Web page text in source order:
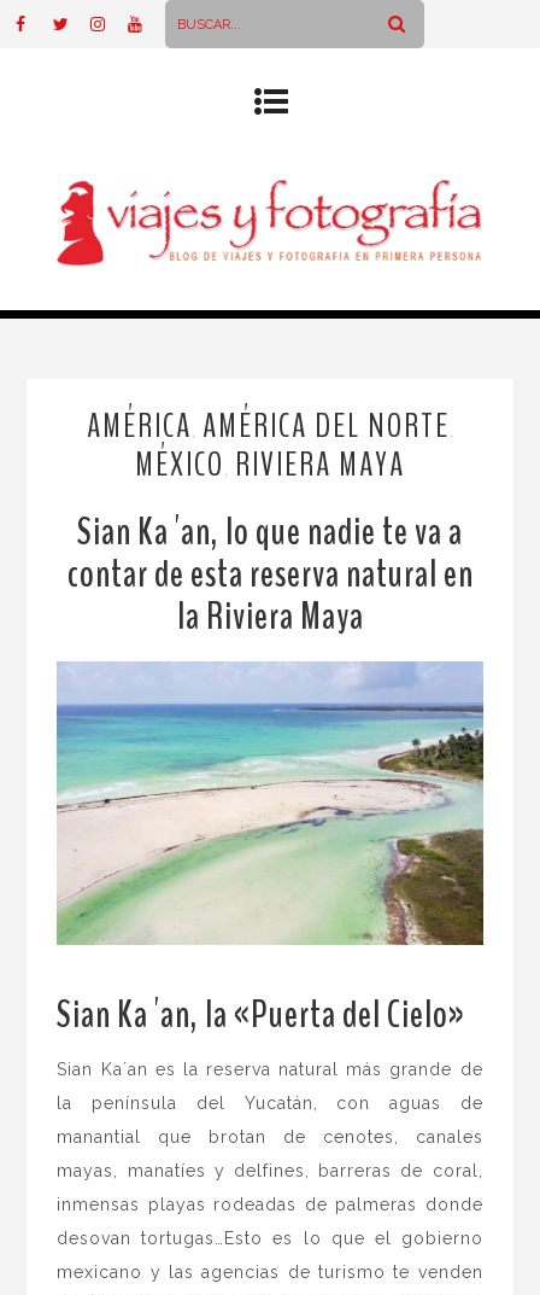
AMÉRICA AMÉRICA DEL NORTE
MÉXICO RIVIERA MAYA
Sian Ka´an, lo que nadie te va a
contar de esta reserva natural en
la Riviera Maya
Sian Ka´an, la «Puerta del Cielo»
Sian Ka´an es la reserva natural más grande de
la península del Yucatán, con aguas de
manantial que brotan de cenotes, canales
mayas, manatíes y delfines, barreras de coral,
inmensas playas rodeadas de palmeras donde
desovan tortugas…Esto es lo que el gobierno
mexicano y las agencias de turismo te venden